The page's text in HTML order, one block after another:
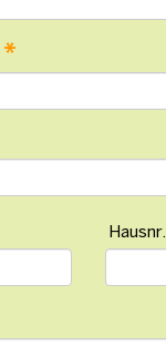
*
Hausnr.